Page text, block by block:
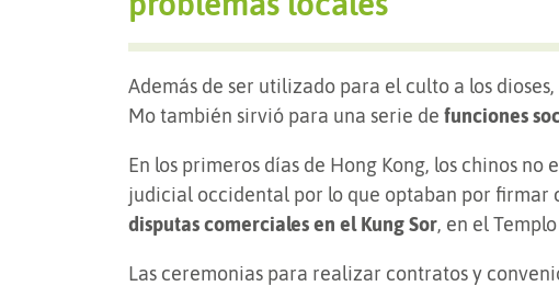
Además de ser utilizado para el culto a los
Mo también sirvió para una serie de funciones
En los primeros días de Hong Kong, los chinos no
judicial occidental por lo que optaban por firmar
disputas comerciales en el Kung Sor, en el
Las ceremonias para realizar contratos y